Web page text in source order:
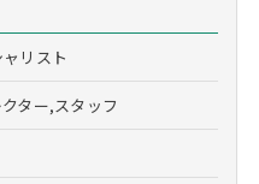
リスト
ター,スタッフ